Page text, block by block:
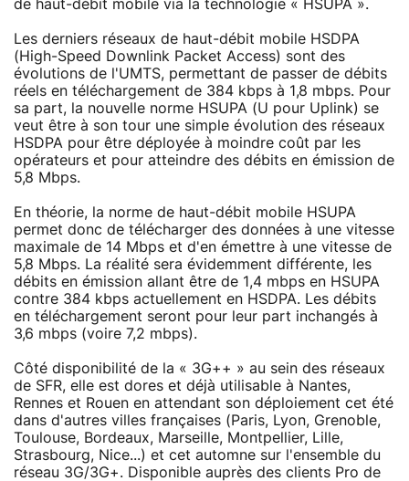
de haut-débit mobile via la technologie « HSUPA ».
Les derniers réseaux de haut-débit mobile HSDPA
(High-Speed Downlink Packet Access) sont des
évolutions de l'UMTS, permettant de passer de débits
réels en téléchargement de 384 kbps à 1,8 mbps. Pour
sa part, la nouvelle norme HSUPA (U pour Uplink) se
veut être à son tour une simple évolution des réseaux
HSDPA pour être déployée à moindre coût par les
opérateurs et pour atteindre des débits en émission de
5,8 Mbps.
En théorie, la norme de haut-débit mobile HSUPA
permet donc de télécharger des données à une vitesse
maximale de 14 Mbps et d'en émettre à une vitesse de
5,8 Mbps. La réalité sera évidemment différente, les
débits en émission allant être de 1,4 mbps en HSUPA
contre 384 kbps actuellement en HSDPA. Les débits
en téléchargement seront pour leur part inchangés à
3,6 mbps (voire 7,2 mbps).
Côté disponibilité de la « 3G++ » au sein des réseaux
de SFR, elle est dores et déjà utilisable à Nantes,
Rennes et Rouen en attendant son déploiement cet été
dans d'autres villes françaises (Paris, Lyon, Grenoble,
Toulouse, Bordeaux, Marseille, Montpellier, Lille,
Strasbourg, Nice...) et cet automne sur l'ensemble du
réseau 3G/3G+. Disponible auprès des clients Pro de